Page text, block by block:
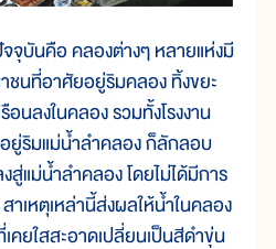
นคือ คลองต่างๆ หลายแห่งมี
ชนที่อาศัยอยู่ริมคลอง ทิ้งขยะ
นลงในคลอง รวมทั้งโรงงาน
ยู่ริมแม่น้ำลำคลอง ก็ลักลอบ
สู่แม่น้ำลำคลอง โดยไม่ได้มีการ
าเหตุเหล่านี้ส่งผลให้น้ำในคลอง
เคยใสสะอาดเปลี่ยนเป็นสีดำขุ่น